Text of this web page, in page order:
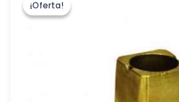
¡Oferta!
¡Oferta!